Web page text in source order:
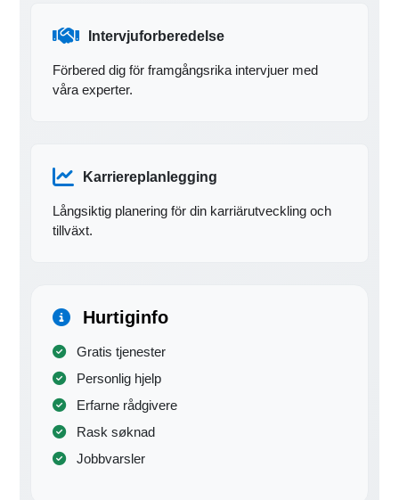
Intervjuforberedelse
Förbered dig för framgångsrika intervjuer med
våra experter.
Karriereplanlegging
Långsiktig planering för din karriärutveckling och
tillväxt.
Hurtiginfo
Gratis tjenester
Personlig hjelp
Erfarne rådgivere
Rask søknad
Jobbvarsler